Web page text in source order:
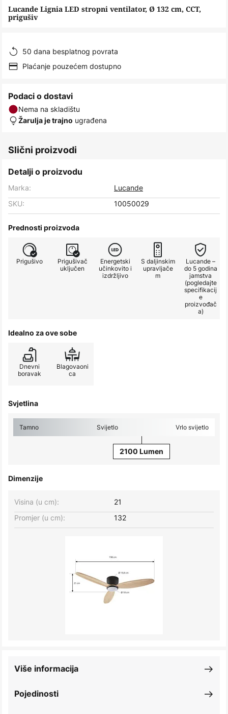
of
the
gallery
Lucande Lignia LED stropni ventilator, Ø 132 cm, CCT,
prigušiv
50 dana besplatnog povrata
Plaćanje pouzećem dostupno
Podaci o dostavi
Nema na skladištu
Žarulja je trajno ugrađena
Slični proizvodi
Detalji o proizvodu
Marka:
Lucande
SKU:
10050029
Prednosti proizvoda
Prigušivo
Prigušivač
uključen
Energetski
učinkovito i
izdržljivo
S daljinskim
upravljače
m
Lucande –
do 5 godina
jamstva
(pogledajte
specifikacij
e
proizvođač
a)
Idealno za ove sobe
Dnevni
boravak
Blagovaoni
ca
Svjetlina
Tamno Svijetlo Vrlo svijetlo
2100 Lumen
Dimenzije
Visina (u cm):
21
Promjer (u cm):
132
Pojedinosti
Više informacija